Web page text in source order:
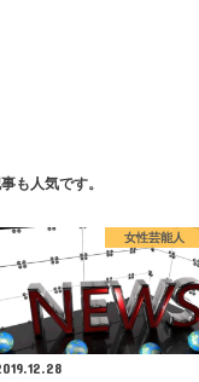
も人気です。
女性芸能人